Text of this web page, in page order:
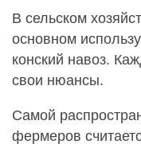
В сельском
основном
конский навоз.
свои нюансы.
Самой
фермеров